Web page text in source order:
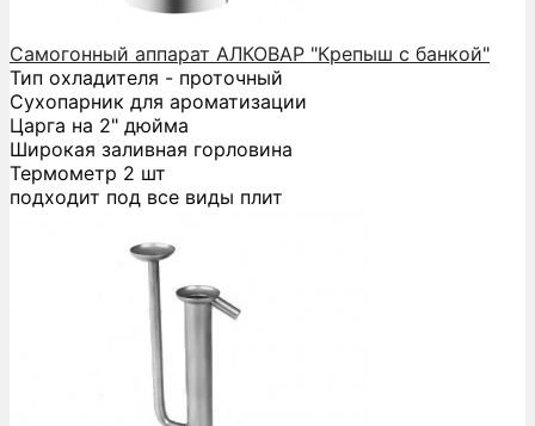
Самогонный аппарат АЛКОВАР "Крепыш с банкой"
Тип охладителя - проточный
Сухопарник для ароматизации
Царга на 2" дюйма
Широкая заливная горловина
Термометр 2 шт
подходит под все виды плит